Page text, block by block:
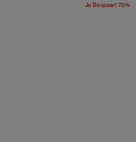
Je Bespaart 70%